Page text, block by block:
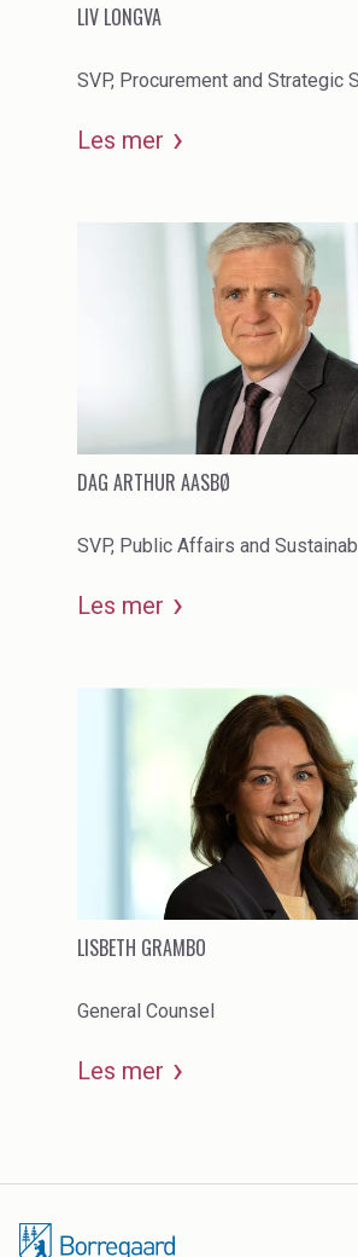
LIV LONGVA
SVP, Procurement and Strategic
Les mer
DAG ARTHUR AASBØ
SVP, Public Affairs and
Les mer
LISBETH GRAMBO
General Counsel
Les mer